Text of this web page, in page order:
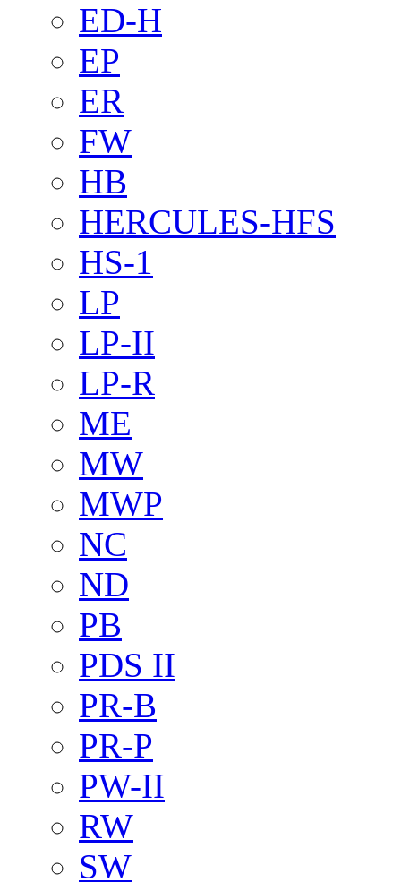
ED-H
EP
ER
FW
HB
HERCULES-HFS
HS-1
LP
LP-II
LP-R
ME
MW
MWP
NC
ND
PB
PDS II
PR-B
PR-P
PW-II
RW
SW